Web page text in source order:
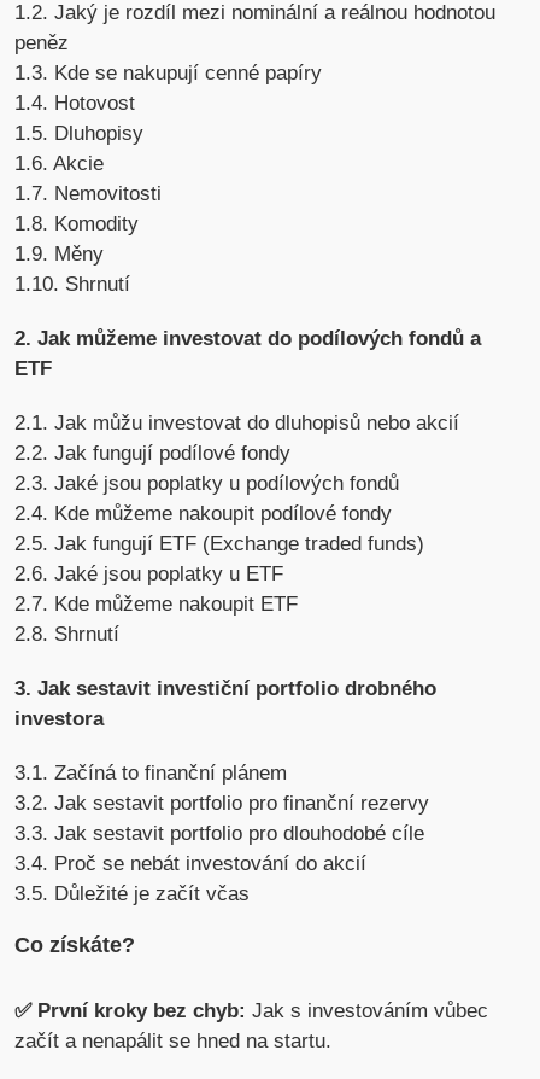
1.2. Jaký je rozdíl mezi nominální a reálnou hodnotou
peněz
1.3. Kde se nakupují cenné papíry
1.4. Hotovost
1.5. Dluhopisy
1.6. Akcie
1.7. Nemovitosti
1.8. Komodity
1.9. Měny
1.10. Shrnutí
2. Jak můžeme investovat do podílových fondů a
ETF
2.1. Jak můžu investovat do dluhopisů nebo akcií
2.2. Jak fungují podílové fondy
2.3. Jaké jsou poplatky u podílových fondů
2.4. Kde můžeme nakoupit podílové fondy
2.5. Jak fungují ETF (Exchange traded funds)
2.6. Jaké jsou poplatky u ETF
2.7. Kde můžeme nakoupit ETF
2.8. Shrnutí
3. Jak sestavit investiční portfolio drobného
investora
3.1. Začíná to finanční plánem
3.2. Jak sestavit portfolio pro finanční rezervy
3.3. Jak sestavit portfolio pro dlouhodobé cíle
3.4. Proč se nebát investování do akcií
3.5. Důležité je začít včas
Co získáte?
✅ První kroky bez chyb: Jak s investováním vůbec
začít a nenapálit se hned na startu.